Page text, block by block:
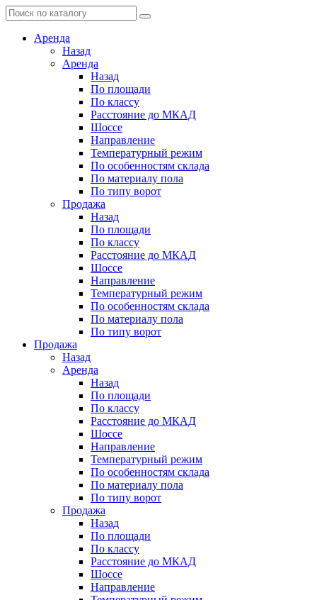
Аренда
Назад
Аренда
Назад
По площади
По классу
Расстояние до МКАД
Шоссе
Направление
Температурный режим
По особенностям склада
По материалу пола
По типу ворот
Продажа
Назад
По площади
По классу
Расстояние до МКАД
Шоссе
Направление
Температурный режим
По особенностям склада
По материалу пола
По типу ворот
Продажа
Назад
Аренда
Назад
По площади
По классу
Расстояние до МКАД
Шоссе
Направление
Температурный режим
По особенностям склада
По материалу пола
По типу ворот
Продажа
Назад
По площади
По классу
Расстояние до МКАД
Шоссе
Направление